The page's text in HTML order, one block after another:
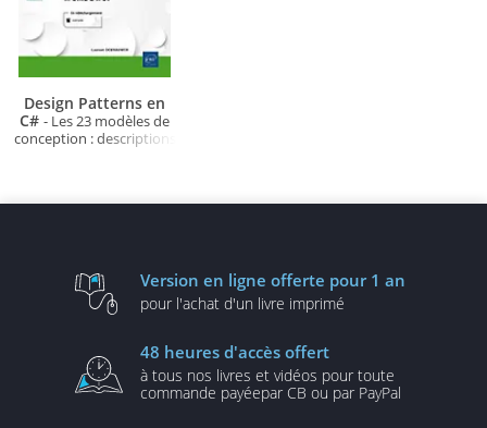
Design Patterns en
C# - Les 23 modèles de
conception : descriptions
Version en ligne offerte pour 1 an
pour l'achat d'un livre imprimé
48 heures d'accès offert
à tous nos livres et vidéos pour toute
commande payéepar CB ou par PayPal